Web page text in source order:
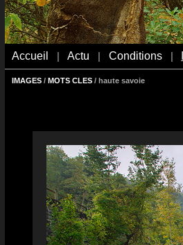
Accueil Actu Conditions
IMAGES / MOTS CLES / haute savoie